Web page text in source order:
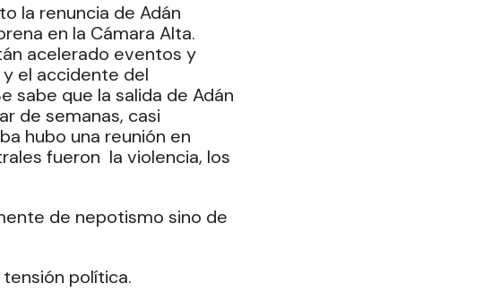
Cámara de Diputados
la renuncia de Adán
en la Cámara Alta.
acelerado eventos y
el accidente del
sabe que la salida de Adán
de semanas, casi
hubo una reunión en
fueron  la violencia, los
de nepotismo sino de
política.